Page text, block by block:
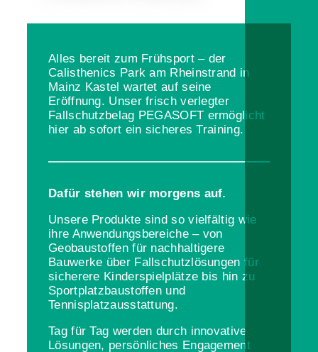
Alles bereit zum Frühsport – der
Calisthenics Park am Rheinstrand in
Mainz Kastel wartet auf seine
Eröffnung. Unser frisch verlegter
Fallschutzbelag PEGASOFT ermöglicht
hier ab sofort ein sicheres Training.
Dafür stehen wir morgens auf.
Unsere Produkte sind so vielfältig wie
ihre Anwendungsbereiche – von
Geobaustoffen für nachhaltigere
Bauwerke über Fallschutzlösungen für
sicherere Kinderspielplätze bis hin zu
Sportplatzbaustoffen und
Tennisplatzausstattung.
Tag für Tag werden durch innovative
Lösungen, persönliches Engagement